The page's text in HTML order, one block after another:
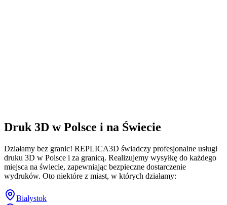
Druk 3D w Polsce i na Świecie
Działamy bez granic! REPLICA3D świadczy profesjonalne usługi
druku 3D w Polsce i za granicą. Realizujemy wysyłkę do każdego
miejsca na świecie, zapewniając bezpieczne dostarczenie
wydruków. Oto niektóre z miast, w których działamy:
Białystok